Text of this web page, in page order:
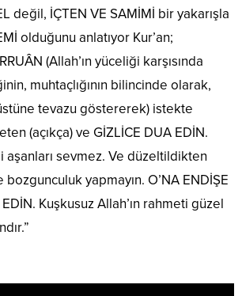
değil, İÇTEN VE SAMİMİ bir yakarışla
olduğunu anlatıyor Kur’an;
(Allah’ın yüceliği karşısında
muhtaçlığının bilincinde olarak,
tevazu göstererek) istekte
(açıkça) ve GİZLİCE DUA EDİN.
aşanları sevmez. Ve düzeltildikten
yapmayın. O’NA ENDİŞE
Kuşkusuz Allah’ın rahmeti güzel